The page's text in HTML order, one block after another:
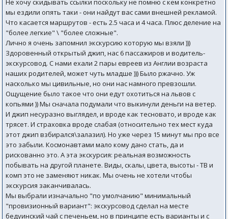
Не хочу скидывать ссылки поскольку не помню с кем конкретно
мы ездили опять таки - они найдут вас сами внешней рекламой.
Что касается маршрутов - есть 2.5 часа и 4 часа. Плюс деление на
"более легкие" \ "более сложные".
Лично я очень запомнил экскурсию которую мы взяли )))
Здоровенный открытый джип, нас 6 пассажиров и водитель-
экскурсовод. С нами ехали 2 пары евреев из Англии возраста
наших родителей, может чуть младше ))) Было ржачно. Уж
насколько мы цивильные, но они нас намного превзошли.
Ощущение было такое что они едут охотиться на львов с
копьями )) Мы сначала подумали что выкинули деньги на ветер.
И джип несуразно выглядел, и вроде как тесновато, и вроде как
трясет. И страховка вроде слабая (относительно тех мест куда
этот джип взбирался\залазил). Но уже через 15 минут мы про все
это забыли. Космонавтами мало кому дано стать, да и
рискованно это. А эта экскурсия: реальная возможность
побывать на другой планете. Виды, скалы, цвета, высоты - ТВ и
комп это не заменяют никак. Мы очень не хотели чтобы
экскурсия заканчивалась.
Мы выбрали изначально "по умолчанию" минимальный
"провизионный вариант": экскурсовод сделал на месте
бедуинский чай с печеньем, но в принципе есть варианты и с